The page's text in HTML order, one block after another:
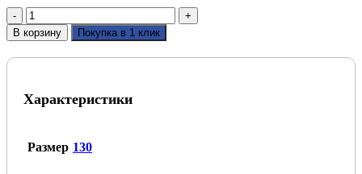
Количество
товара
Круг
дюралевый
3
Д16
В корзину Покупка в 1 клик
Характеристики
Размер 130